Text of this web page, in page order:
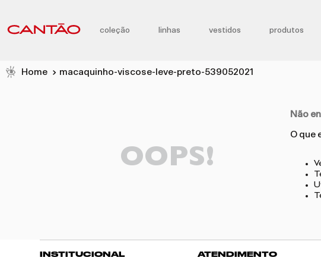
coleção linhas vestidos produtos
macaquinho-viscose-leve-preto-539052021
OOPS!
Não
O que
INSTITUCIONAL ATENDIMENTO